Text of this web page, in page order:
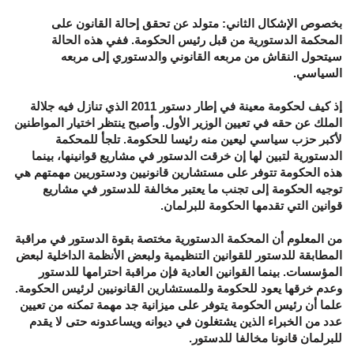
بخصوص الإشكال الثاني: متولد عن تحقق إحالة القانون على
المحكمة الدستورية من قبل رئيس الحكومة. ففي هذه الحالة
سيتحول النقاش من مربعه القانوني والدستوري إلى مربعه
السياسي.
إذ كيف لحكومة معينة في إطار دستور 2011 الذي تنازل فيه جلالة
الملك عن حقه في تعيين الوزير الأول. وأصبح ينتظر اختيار المواطنين
لأكبر حزب سياسي ليعين منه رئيسا للحكومة. تلجأ للمحكمة
الدستورية لتبين لها إن خرقت الدستور في مشاريع قوانينها، بينما
هذه الحكومة تتوفر على مستشارين قانونيين ودستوريين مهمتهم هي
توجيه الحكومة إلى تجنب ما يعتبر مخالفة للدستور في مشاريع
قوانين التي تقدمها الحكومة للبرلمان.
من المعلوم أن المحكمة الدستورية مختصة بقوة الدستور في مراقبة
المطابقة للدستور للقوانين التنظيمية ولبعض الأنظمة الداخلية لبعض
المؤسسات. بينما القوانين العادية فإن مراقبة احترامها للدستور
وعدم خرقها يعود للحكومة وللمستشارين القانونيين لرئيس الحكومة.
علما أن رئيس الحكومة يتوفر على ميزانية جد مهمة تمكنه من تعيين
عدد من الخبراء الذين يشتغلون في ديوانه ويساعدونه حتى لا يقدم
للبرلمان قانونا مخالفا للدستور.